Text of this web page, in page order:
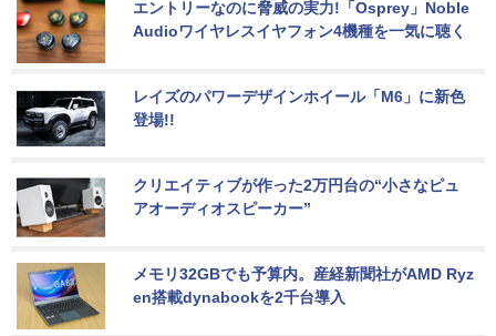
エントリーなのに脅威の実力!「Osprey」Noble
Audioワイヤレスイヤフォン4機種を一気に聴く
レイズのパワーデザインホイール「M6」に新色
登場!!
クリエイティブが作った2万円台の“小さなピュ
アオーディオスピーカー”
メモリ32GBでも予算内。産経新聞社がAMD Ryz
en搭載dynabookを2千台導入